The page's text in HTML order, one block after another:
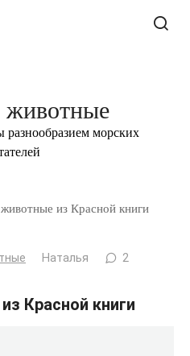
морских
из Красной книги
Наталья
2
Красной книги